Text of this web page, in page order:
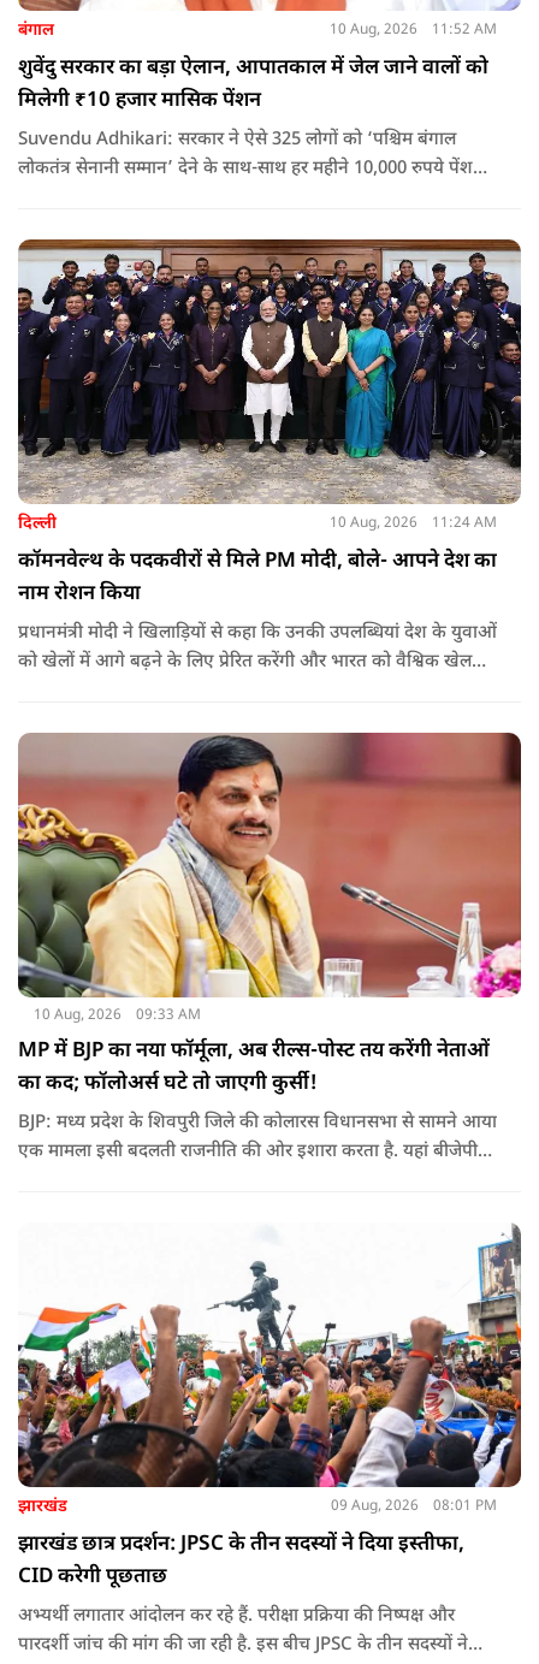
बंगाल 10 Aug, 2026 11:52 AM
शुवेंदु सरकार का बड़ा ऐलान, आपातकाल में जेल जाने वालों को
मिलेगी ₹10 हजार मासिक पेंशन
Suvendu Adhikari: सरकार ने ऐसे 325 लोगों को ‘पश्चिम बंगाल
लोकतंत्र सेनानी सम्मान’ देने के साथ-साथ हर महीने 10,000 रुपये पेंशन
दिल्ली 10 Aug, 2026 11:24 AM
कॉमनवेल्थ के पदकवीरों से मिले PM मोदी, बोले- आपने देश का
नाम रोशन किया
प्रधानमंत्री मोदी ने खिलाड़ियों से कहा कि उनकी उपलब्धियां देश के युवाओं
को खेलों में आगे बढ़ने के लिए प्रेरित करेंगी और भारत को वैश्विक खेल
10 Aug, 2026 09:33 AM
MP में BJP का नया फॉर्मूला, अब रील्स-पोस्ट तय करेंगी नेताओं
का कद; फॉलोअर्स घटे तो जाएगी कुर्सी!
BJP: मध्य प्रदेश के शिवपुरी जिले की कोलारस विधानसभा से सामने आया
एक मामला इसी बदलती राजनीति की ओर इशारा करता है. यहां बीजेपी
झारखंड 09 Aug, 2026 08:01 PM
झारखंड छात्र प्रदर्शन: JPSC के तीन सदस्यों ने दिया इस्तीफा,
CID करेगी पूछताछ
अभ्यर्थी लगातार आंदोलन कर रहे हैं. परीक्षा प्रक्रिया की निष्पक्ष और
पारदर्शी जांच की मांग की जा रही है. इस बीच JPSC के तीन सदस्यों ने